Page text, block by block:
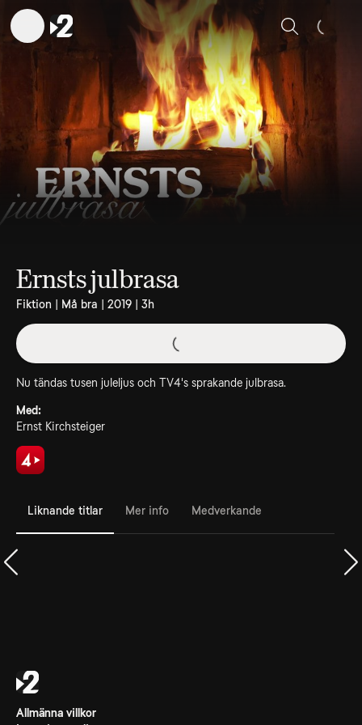
Sök
Ernsts julbrasa
Fiktion | Må bra | 2019 | 3h
Nu tändas tusen juleljus och TV4's sprakande julbrasa.
Med:
Ernst Kirchsteiger
Liknande titlar Mer info Medverkande
Allmänna villkor